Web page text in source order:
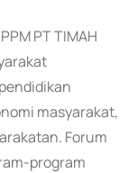
PT TIMAH
masyarakat,
Forum
program